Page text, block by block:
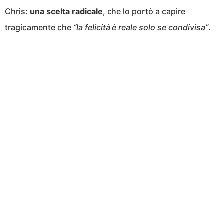
Chris: una scelta radicale, che lo portò a capire
tragicamente che “la felicità è reale solo se condivisa”.